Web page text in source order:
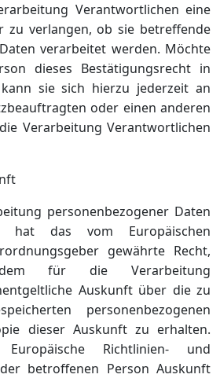
Verantwortlichen eine
zu verlangen, ob sie betreffende
verarbeitet werden. Möchte
dieses Bestätigungsrecht in
sie sich hierzu jederzeit an
oder einen anderen
Verarbeitung Verantwortlichen
personenbezogener Daten
hat das vom Europäischen
gewährte Recht,
für die Verarbeitung
Auskunft über die zu
personenbezogenen
dieser Auskunft zu erhalten.
Richtlinien- und
betroffenen Person Auskunft